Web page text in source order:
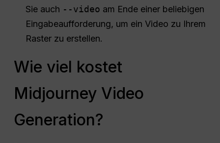
Sie auch --video am Ende einer beliebigen
Eingabeaufforderung, um ein Video zu Ihrem
Raster zu erstellen.
Wie viel kostet
Midjourney Video
Generation?